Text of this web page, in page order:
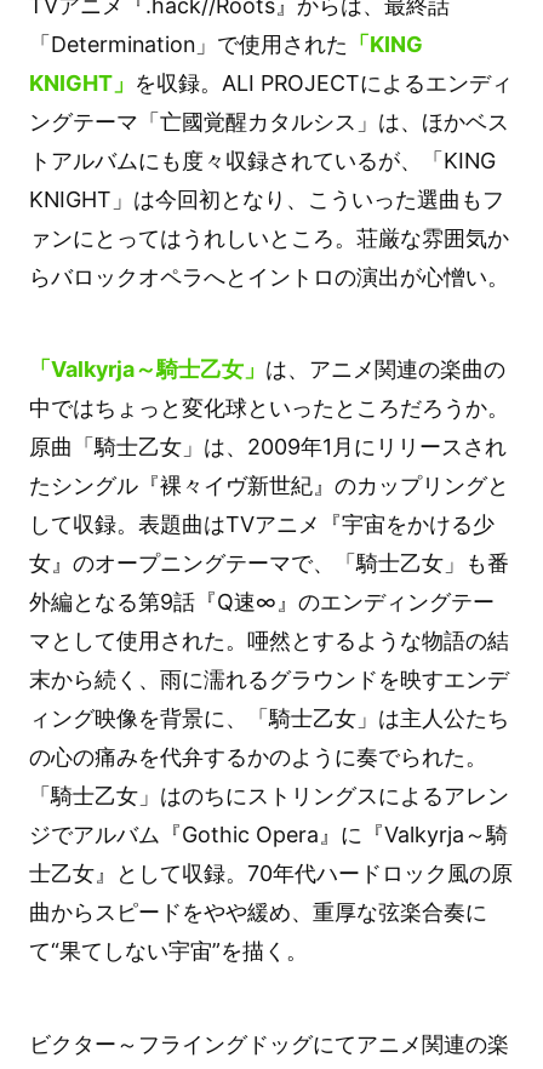
「Determination」で使用された 「KING
KNIGHT」 を収録。ALI PROJECTによるエンディ
ングテーマ「亡國覚醒カタルシス」は、ほかベス
トアルバムにも度々収録されているが、「KING
KNIGHT」は今回初となり、こういった選曲もフ
ァンにとってはうれしいところ。荘厳な雰囲気か
らバロックオペラへとイントロの演出が心憎い。
「Valkyrja～騎士乙女」 は、アニメ関連の楽曲の
中ではちょっと変化球といったところだろうか。
原曲「騎士乙女」は、2009年1月にリリースされ
たシングル『裸々イヴ新世紀』のカップリングと
して収録。表題曲はTVアニメ『宇宙をかける少
女』のオープニングテーマで、「騎士乙女」も番
外編となる第9話『Q速∞』のエンディングテー
マとして使用された。唖然とするような物語の結
末から続く、雨に濡れるグラウンドを映すエンデ
ィング映像を背景に、「騎士乙女」は主人公たち
の心の痛みを代弁するかのように奏でられた。
「騎士乙女」はのちにストリングスによるアレン
ジでアルバム『Gothic Opera』に『Valkyrja～騎
士乙女』として収録。70年代ハードロック風の原
曲からスピードをやや緩め、重厚な弦楽合奏に
て“果てしない宇宙”を描く。
ビクター～フライングドッグにてアニメ関連の楽